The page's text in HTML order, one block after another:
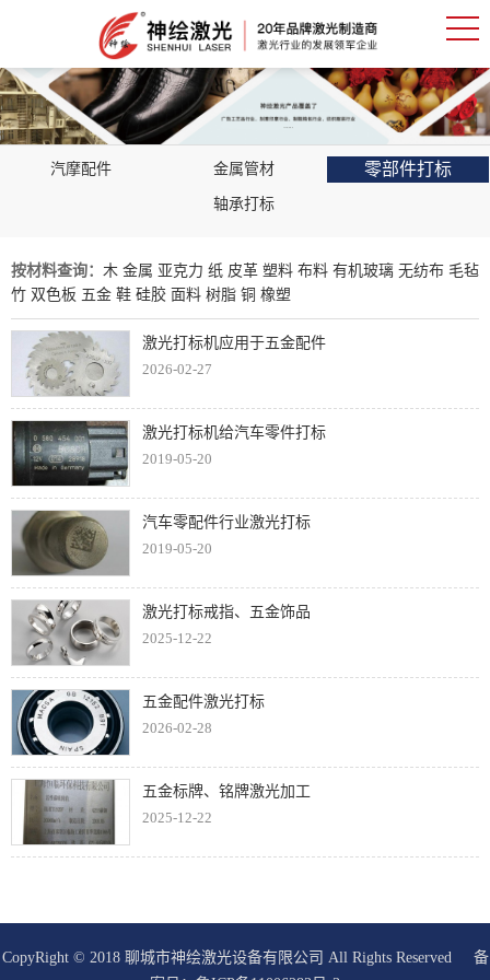
汽摩配件 金属管材 零部件打标
轴承打标
按材料查询： 木 金属 亚克力 纸 皮革 塑料 布料 有机玻璃 无纺布 毛毡
竹 双色板 五金 鞋 硅胶 面料 树脂 铜 橡塑
激光打标机应用于五金配件
2026-02-27
激光打标机给汽车零件打标
2019-05-20
汽车零配件行业激光打标
2019-05-20
激光打标戒指、五金饰品
2025-12-22
五金配件激光打标
2026-02-28
五金标牌、铭牌激光加工
2025-12-22
CopyRight © 2018 聊城市神绘激光设备有限公司 All Rights Reserved 备